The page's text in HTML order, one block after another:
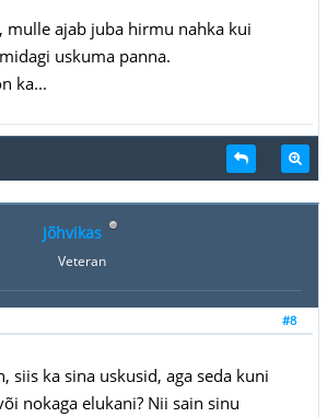
mulle ajab juba hirmu nahka kui
uskuma panna.
ka...
Jõhvikas
Veteran
#8
siis ka sina uskusid, aga seda kuni
nokaga elukani? Nii sain sinu